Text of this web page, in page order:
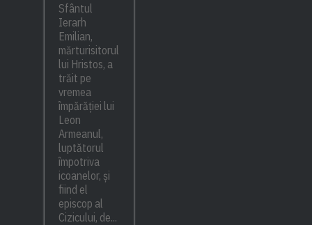
Sfântul
Ierarh
Emilian,
mărturisitorul
lui Hristos, a
trăit pe
vremea
împărăției lui
Leon
Armeanul,
luptătorul
împotriva
icoanelor, și
fiind el
episcop al
Cizicului, de...